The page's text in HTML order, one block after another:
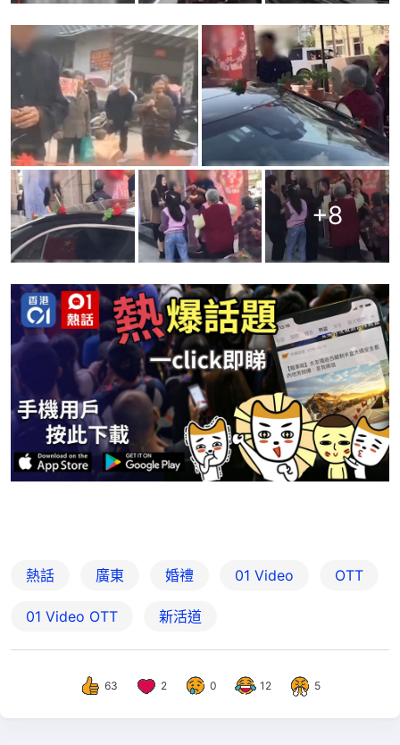
+8
熱話 廣東 婚禮 01 Video OTT
01‌ ‌Video‌ ‌OTT 新活道
63 2 0 12 5